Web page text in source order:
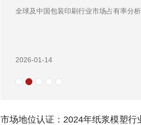
全球及中国包装印刷行业市场占有率分
2026-01-14
市场地位认证：2024年纸浆模塑